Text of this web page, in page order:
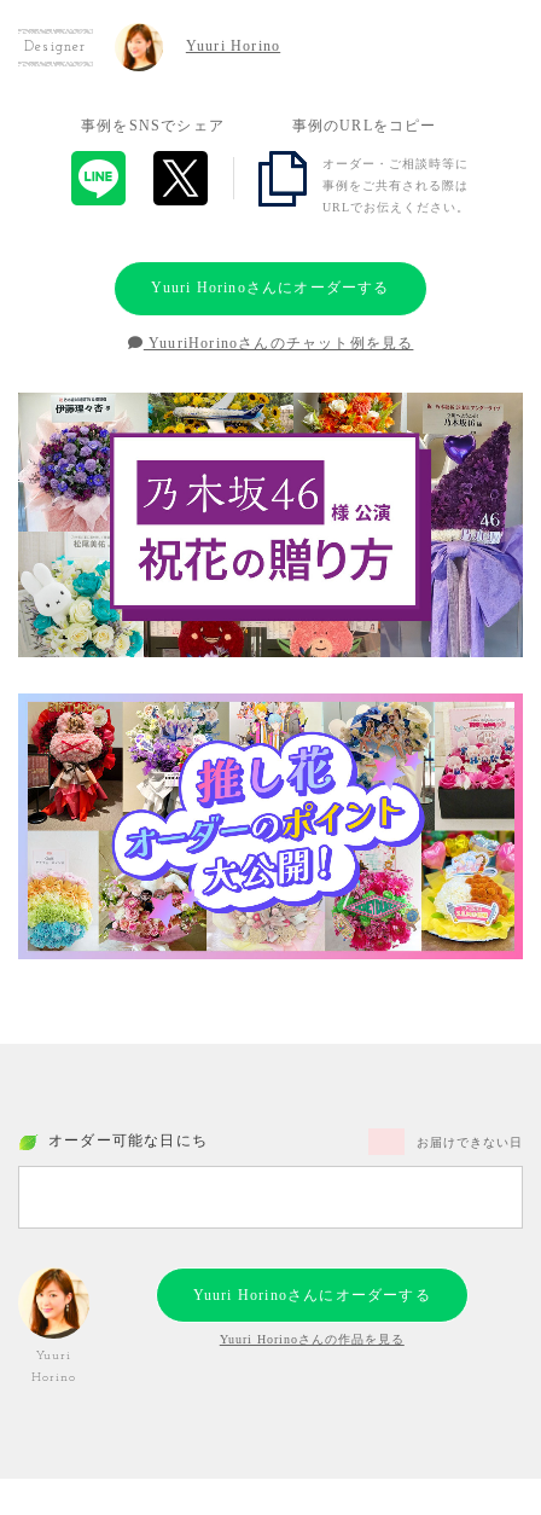
Designer Yuuri Horino
事例をSNSでシェア 事例のURLをコピー
オーダー・ご相談時等に
事例をご共有される際は
URLでお伝えください。
Yuuri Horinoさんにオーダーする
YuuriHorinoさんのチャット例を見る
オーダー可能な日にち お届けできない日
Yuuri
Horino
Yuuri Horinoさんにオーダーする
Yuuri Horinoさんの作品を見る